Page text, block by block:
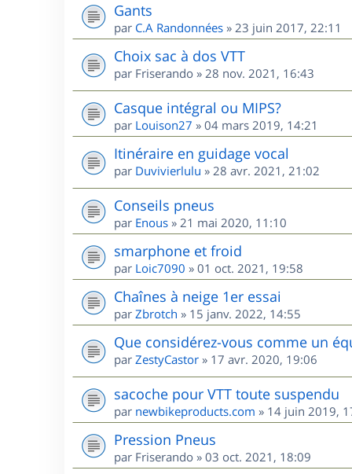
Gants
par C.A Randonnées » 23 juin 2017, 22:11
Choix sac à dos VTT
par Friserando » 28 nov. 2021, 16:43
Casque intégral ou MIPS?
par Louison27 » 04 mars 2019, 14:21
Itinéraire en guidage vocal
par Duvivierlulu » 28 avr. 2021, 21:02
Conseils pneus
par Enous » 21 mai 2020, 11:10
smarphone et froid
par Loic7090 » 01 oct. 2021, 19:58
Chaînes à neige 1er essai
par Zbrotch » 15 janv. 2022, 14:55
Que considérez-vous comme un
par ZestyCastor » 17 avr. 2020, 19:06
sacoche pour VTT toute suspendu
par newbikeproducts.com » 14 juin 2019,
Pression Pneus
par Friserando » 03 oct. 2021, 18:09